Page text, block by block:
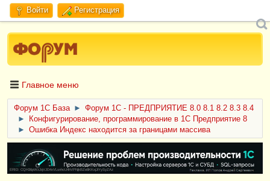
Войти Регистрация
Главное меню
Форум 1C База ►
Форум 1С - ПРЕДПРИЯТИЕ 8.0 8.1 8.2 8.3 8.4
►
Конфигурирование, программирование в 1С Предприятие 8
►
Ошибка Индекс находится за границами массива
ERID: CQH36pWzJqVJD4xVLsnhcU4hVPNjkBZe8KKxjJiYySyZAz